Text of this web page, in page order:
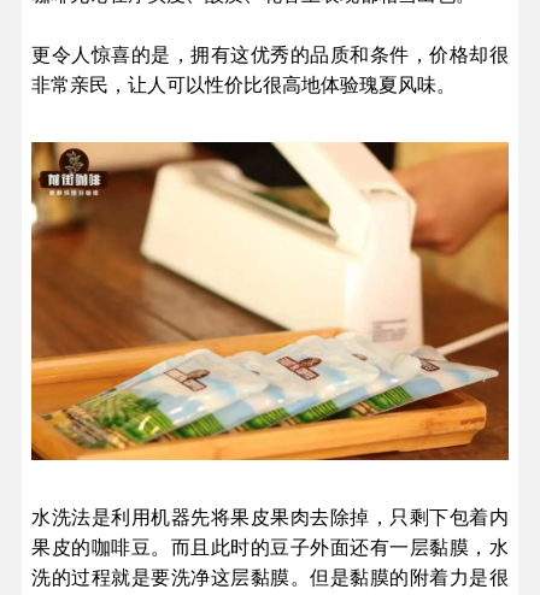
更令人惊喜的是，拥有这优秀的品质和条件，价格却很
非常亲民，让人可以性价比很高地体验瑰夏风味。
水洗法是利用机器先将果皮果肉去除掉，只剩下包着内
果皮的咖啡豆。而且此时的豆子外面还有一层黏膜，水
洗的过程就是要洗净这层黏膜。但是黏膜的附着力是很